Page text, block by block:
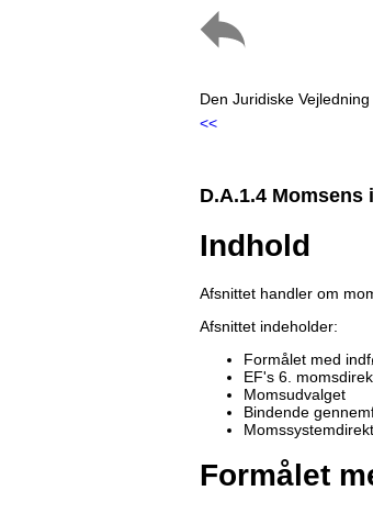
Den Juridiske
<<
D.A.1.4 Momsens
Indhold
Afsnittet handler om
Afsnittet indeholder:
Formålet med
EF's 6.
Momsudvalget
Bindende
Formålet